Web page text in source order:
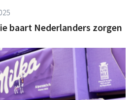
baart Nederlanders zorgen